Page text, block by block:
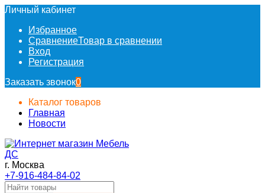
Личный кабинет
Избранное
СравнениеТовар в сравнении
Вход
Регистрация
Заказать звонок0
Каталог товаров
Главная
Новости
г. Москва
+7-916-484-84-02